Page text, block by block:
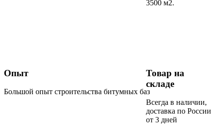
3500 м2.
Опыт
Большой опыт строительства битумных баз
Товар на
складе
Всегда в наличии,
доставка по России
от 3 дней